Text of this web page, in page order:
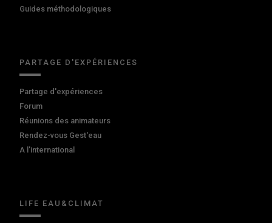
Guides méthodologiques
PARTAGE D'EXPÉRIENCES
Partage d'expériences
Forum
Réunions des animateurs
Rendez-vous Gest'eau
A l'international
LIFE EAU&CLIMAT